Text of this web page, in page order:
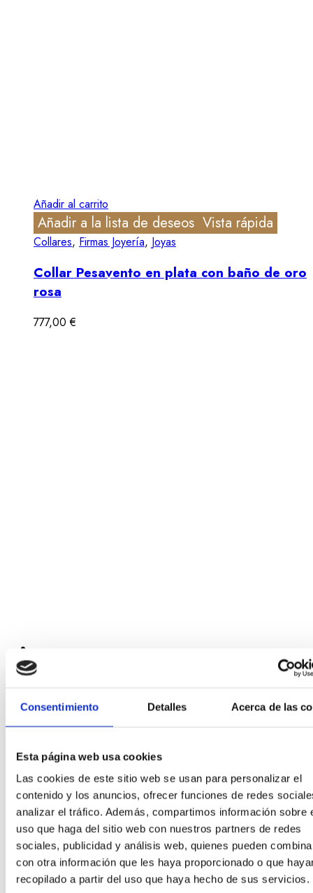
Consentimiento Detalles Acerca de las
Esta página web usa cookies
Las cookies de este sitio web se usan para personalizar el
contenido y los anuncios, ofrecer funciones de redes
analizar el tráfico. Además, compartimos información sobre
uso que haga del sitio web con nuestros partners de redes
sociales, publicidad y análisis web, quienes pueden
con otra información que les haya proporcionado o que
recopilado a partir del uso que haya hecho de sus servicios.
Añadir al carrito
Añadir a la lista de deseos Vista rápida
Collares, Firmas Joyería, Joyas
Collar Pesavento en plata con baño de oro
rosa
777,00€